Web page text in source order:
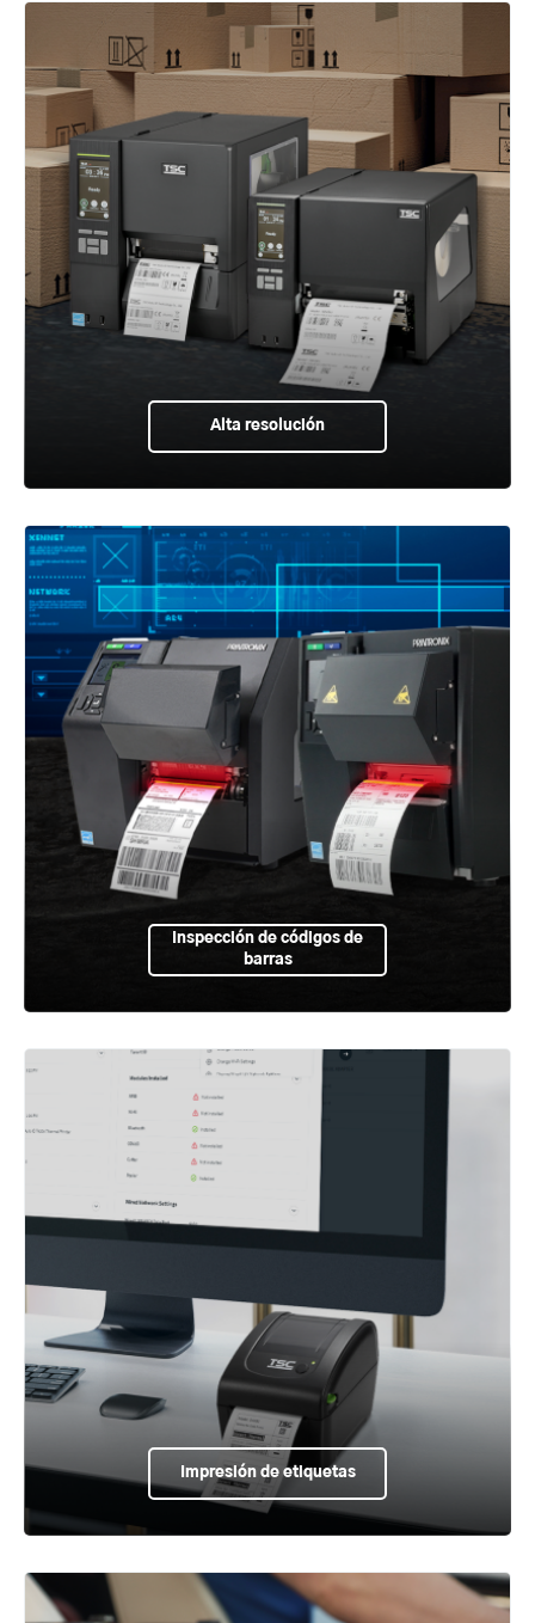
Alta resolución
Inspección de códigos de
barras
Impresión de etiquetas